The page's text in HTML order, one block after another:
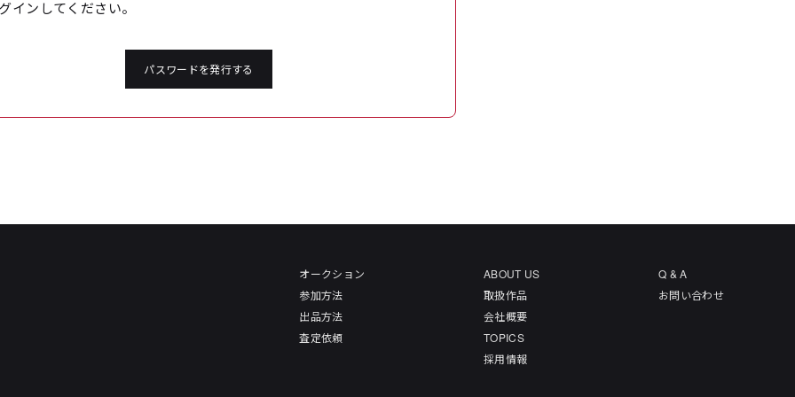
インしてください。
パスワードを発行する
オークション
参加方法
出品方法
査定依頼
ABOUT US
取扱作品
会社概要
TOPICS
採用情報
Q & A
お問い合わせ